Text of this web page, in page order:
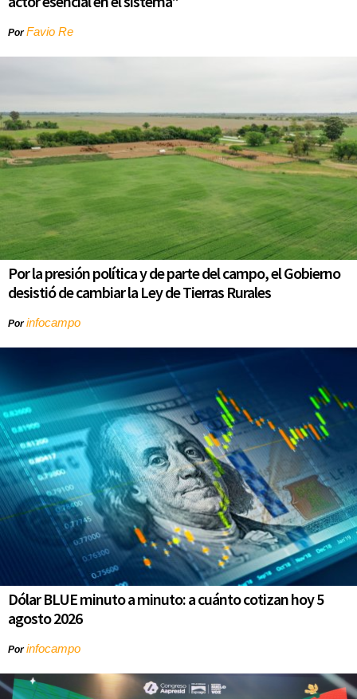
PorFavio Re
Por la presión política y de parte del campo, el Gobierno
desistió de cambiar la Ley de Tierras Rurales
Porinfocampo
Dólar BLUE minuto a minuto: a cuánto cotizan hoy 5
agosto 2026
Porinfocampo